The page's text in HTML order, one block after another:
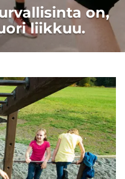
on,
liikkuu.